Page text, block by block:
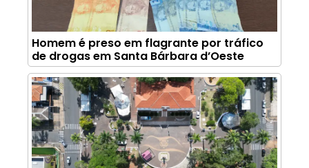
Homem é preso em flagrante por tráfico
de drogas em Santa Bárbara d’Oeste